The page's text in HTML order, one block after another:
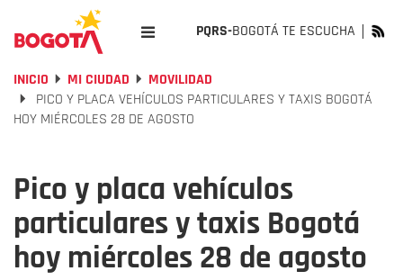
PQRS-BOGOTÁ TE ESCUCHA
INICIO MI CIUDAD
MOVILIDAD
PICO Y PLACA VEHÍCULOS PARTICULARES Y TAXIS BOGOTÁ
HOY MIÉRCOLES 28 DE AGOSTO
Pico y placa vehículos
particulares y taxis Bogotá
hoy miércoles 28 de agosto